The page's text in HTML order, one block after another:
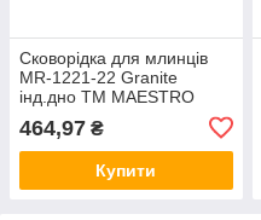
Сковорідка для млинців
MR-1221-22 Granite
інд.дно ТМ MAESTRO
464,97 ₴
Купити